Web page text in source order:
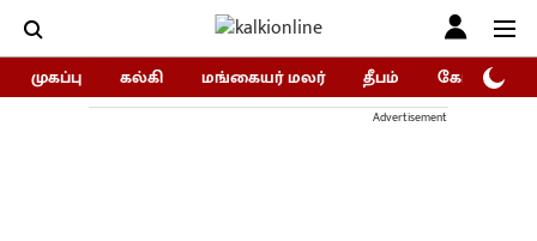
முகப்பு கல்கி மங்கையர் மலர் தீபம் கோகுலம்/
Advertisement